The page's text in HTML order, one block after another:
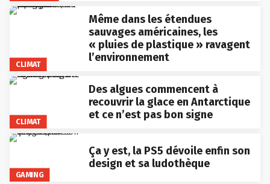
CLIMAT
Même dans les étendues
sauvages américaines, les
« pluies de plastique » ravagent
l’environnement
CLIMAT
Des algues commencent à
recouvrir la glace en Antarctique
et ce n’est pas bon signe
GAMING
Ça y est, la PS5 dévoile enfin son
design et sa ludothèque